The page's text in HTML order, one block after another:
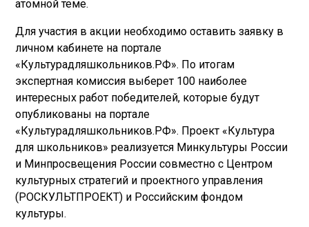
атомной теме.
Для участия в акции необходимо оставить заявку в
личном кабинете на портале
«Культурадляшкольников.РФ». По итогам
экспертная комиссия выберет 100 наиболее
интересных работ победителей, которые будут
опубликованы на портале
«Культурадляшкольников.РФ». Проект «Культура
для школьников» реализуется Минкультуры России
и Минпросвещения России совместно с Центром
культурных стратегий и проектного управления
(РОСКУЛЬТПРОЕКТ) и Российским фондом
культуры.